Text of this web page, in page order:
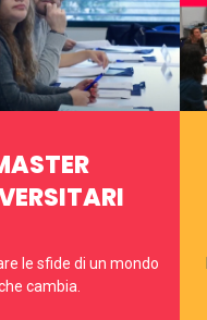
le sfide di un mondo
cambia.